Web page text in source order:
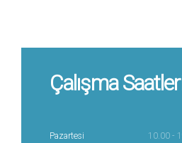
Çalışma
Pazartesi 10.00 -